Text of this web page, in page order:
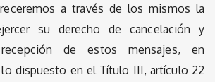
a través de los mismos la
su derecho de cancelación y
de estos mensajes, en
dispuesto en el Título III, artículo 22